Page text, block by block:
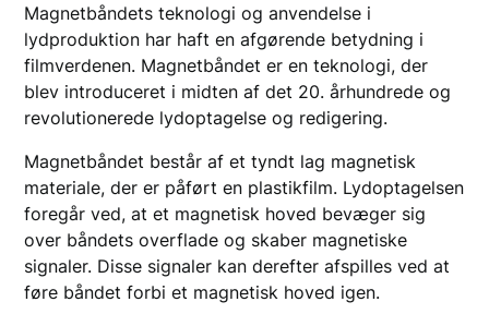
Magnetbåndets teknologi og anvendelse i
lydproduktion har haft en afgørende betydning i
filmverdenen. Magnetbåndet er en teknologi, der
blev introduceret i midten af det 20. århundrede og
revolutionerede lydoptagelse og redigering.
Magnetbåndet består af et tyndt lag magnetisk
materiale, der er påført en plastikfilm. Lydoptagelsen
foregår ved, at et magnetisk hoved bevæger sig
over båndets overflade og skaber magnetiske
signaler. Disse signaler kan derefter afspilles ved at
føre båndet forbi et magnetisk hoved igen.